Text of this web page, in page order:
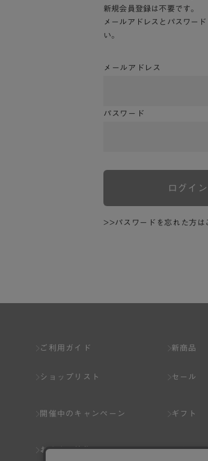
新規会員登録は不要です。
メールアドレスとパスワー
い。
メールアドレス
パスワード
ログイン
>>パスワードを忘れた方は
ご利用ガイド
ショップリスト
開催中のキャンペーン
おすすめ特集
新商品
セール
ギフト
スタッフ